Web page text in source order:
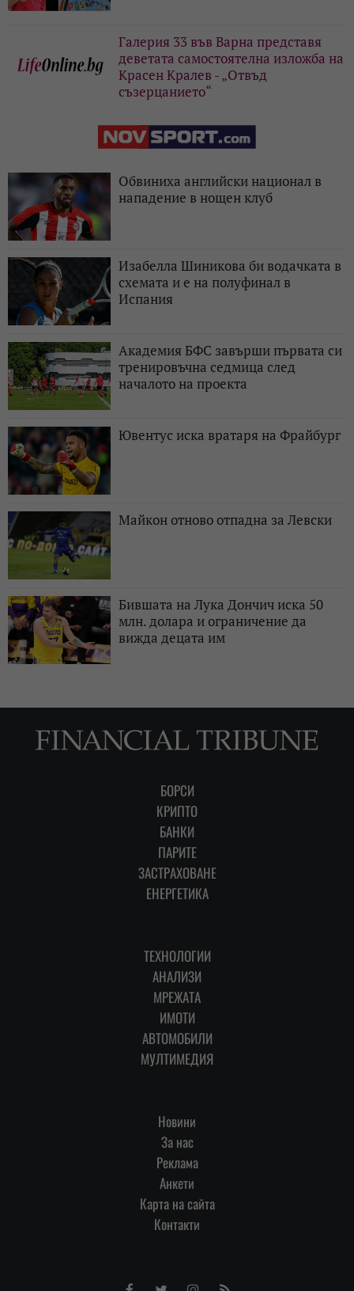
Галерия 33 във Варна представя
деветата самостоятелна изложба на
Красен Кралев - „Отвъд
съзерцанието“
Обвиниха английски национал в
нападение в нощен клуб
Изабелла Шиникова би водачката в
схемата и е на полуфинал в
Испания
Академия БФС завърши първата си
тренировъчна седмица след
началото на проекта
Ювентус иска вратаря на Фрайбург
Майкон отново отпадна за Левски
Бившата на Лука Дончич иска 50
млн. долара и ограничение да
вижда децата им
БОРСИ
КРИПТО
БАНКИ
ПАРИТЕ
ЗАСТРАХОВАНЕ
ЕНЕРГЕТИКА
ТЕХНОЛОГИИ
АНАЛИЗИ
МРЕЖАТА
ИМОТИ
АВТОМОБИЛИ
МУЛТИМЕДИЯ
Новини
За нас
Реклама
Анкети
Карта на сайта
Контакти